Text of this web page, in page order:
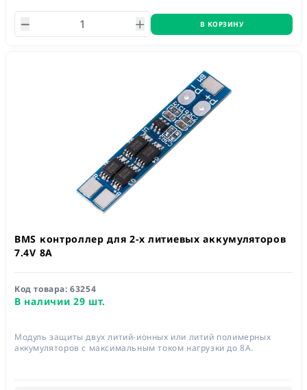
В КОРЗИНУ
BMS контроллер для 2-х литиевых аккумуляторов
7.4V 8A
Код товара:63254
В наличии 29 шт.
Модуль защиты двух литий-ионных или литий полимерных
аккумуляторов с максимальным током нагрузки до 8А.